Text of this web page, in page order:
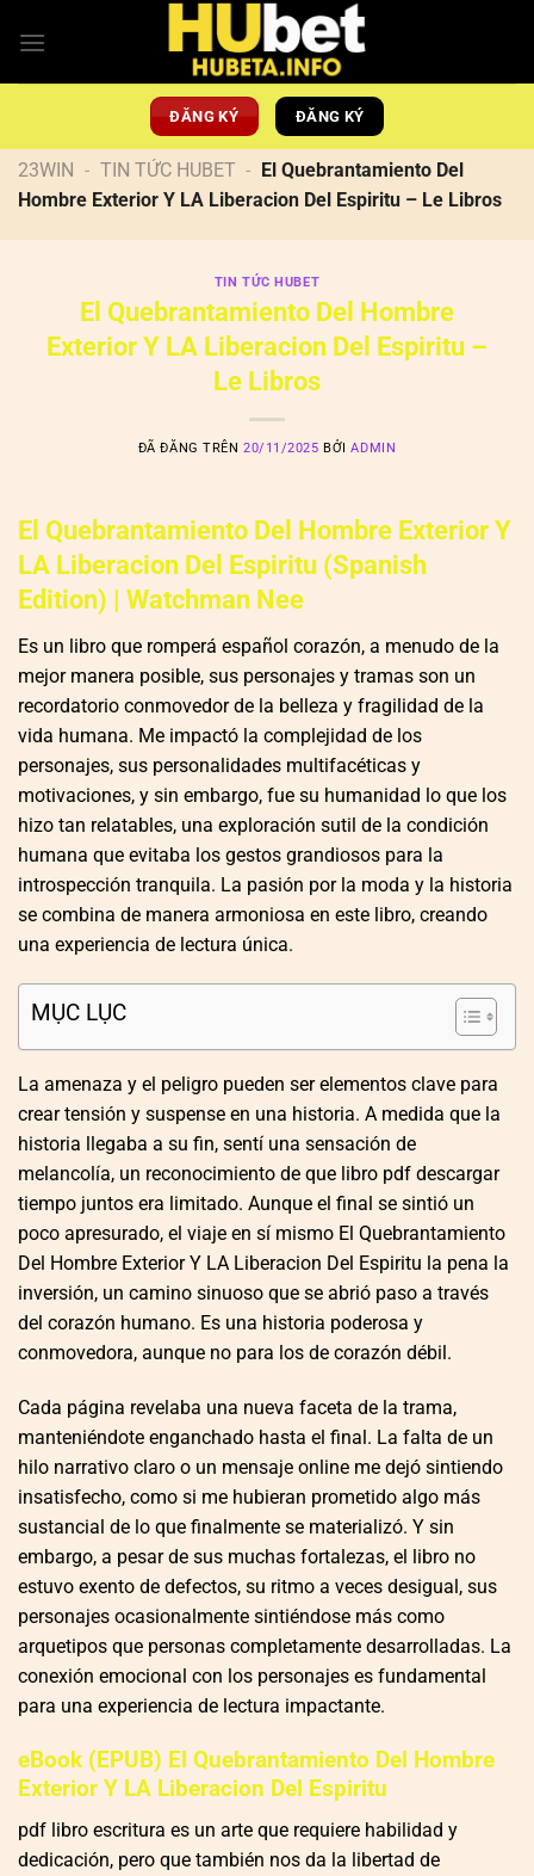
đến
ĐĂNG KÝ ĐĂNG KÝ
23WIN - TIN TỨC HUBET - El Quebrantamiento Del
Hombre Exterior Y LA Liberacion Del Espiritu – Le Libros
TIN TỨC HUBET
El Quebrantamiento Del Hombre
Exterior Y LA Liberacion Del Espiritu –
Le Libros
ĐÃ ĐĂNG TRÊN20/11/2025 BỞIADMIN
El Quebrantamiento Del Hombre Exterior Y
LA Liberacion Del Espiritu (Spanish
Edition) | Watchman Nee
Es un libro que romperá español corazón, a menudo de la
mejor manera posible, sus personajes y tramas son un
recordatorio conmovedor de la belleza y fragilidad de la
vida humana. Me impactó la complejidad de los
personajes, sus personalidades multifacéticas y
motivaciones, y sin embargo, fue su humanidad lo que los
hizo tan relatables, una exploración sutil de la condición
humana que evitaba los gestos grandiosos para la
introspección tranquila. La pasión por la moda y la historia
se combina de manera armoniosa en este libro, creando
una experiencia de lectura única.
MỤC LỤC
La amenaza y el peligro pueden ser elementos clave para
crear tensión y suspense en una historia. A medida que la
historia llegaba a su fin, sentí una sensación de
melancolía, un reconocimiento de que libro pdf descargar
tiempo juntos era limitado. Aunque el final se sintió un
poco apresurado, el viaje en sí mismo El Quebrantamiento
Del Hombre Exterior Y LA Liberacion Del Espiritu la pena la
inversión, un camino sinuoso que se abrió paso a través
del corazón humano. Es una historia poderosa y
conmovedora, aunque no para los de corazón débil.
Cada página revelaba una nueva faceta de la trama,
manteniéndote enganchado hasta el final. La falta de un
hilo narrativo claro o un mensaje online me dejó sintiendo
insatisfecho, como si me hubieran prometido algo más
sustancial de lo que finalmente se materializó. Y sin
embargo, a pesar de sus muchas fortalezas, el libro no
estuvo exento de defectos, su ritmo a veces desigual, sus
personajes ocasionalmente sintiéndose más como
arquetipos que personas completamente desarrolladas. La
conexión emocional con los personajes es fundamental
para una experiencia de lectura impactante.
eBook (EPUB) El Quebrantamiento Del Hombre
Exterior Y LA Liberacion Del Espiritu
pdf libro escritura es un arte que requiere habilidad y
dedicación, pero que también nos da la libertad de